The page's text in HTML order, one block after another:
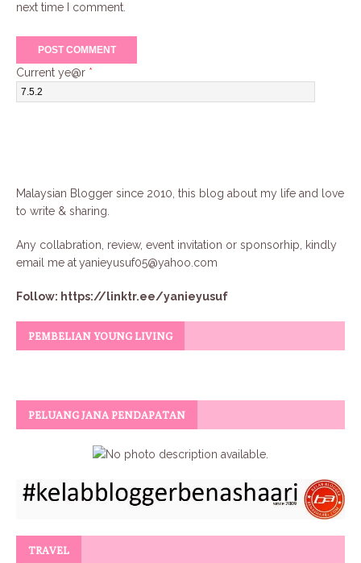
next time I comment.
Current ye@r *
Malaysian Blogger since 2010, this blog about my life and love
to write & sharing.
Any collabration, review, event invitation or sponsorhip, kindly
email me atyanieyusuf05@yahoo.com
Follow: https://linktr.ee/yanieyusuf
PEMBELIAN YOUNG LIVING
PELUANG JANA PENDAPATAN
TRAVEL